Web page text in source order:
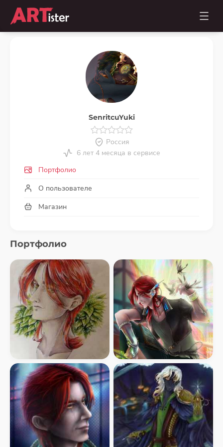
SenritcuYuki
Россия
6 лет 4 месяца в сервисе
Портфолио
О пользователе
Магазин
Портфолио